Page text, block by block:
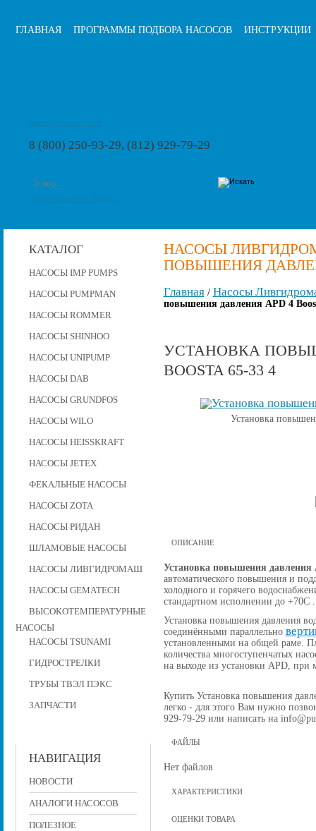
ГЛАВНАЯ ПРОГРАММЫ ПОДБОРА НАСОСОВ ИНСТРУКЦИИ
8 (800) 250-93-29, (812) 929-79-29
КАТАЛОГ
НАСОСЫ IMP PUMPS
НАСОСЫ PUMPMAN
НАСОСЫ ROMMER
НАСОСЫ SHINHOO
НАСОСЫ UNIPUMP
НАСОСЫ DAB
НАСОСЫ GRUNDFOS
НАСОСЫ WILO
НАСОСЫ HEISSKRAFT
НАСОСЫ JETEX
ФЕКАЛЬНЫЕ НАСОСЫ
НАСОСЫ ZOTA
НАСОСЫ РИДАН
ШЛАМОВЫЕ НАСОСЫ
НАСОСЫ ЛИВГИДРОМАШ
НАСОСЫ GEMATECH
ВЫСОКОТЕМПЕРАТУРНЫЕ
НАСОСЫ
НАСОСЫ TSUNAMI
ГИДРОСТРЕЛКИ
ТРУБЫ ТВЭЛ ПЭКС
ЗАПЧАСТИ
НАВИГАЦИЯ
НОВОСТИ
АНАЛОГИ НАСОСОВ
ПОЛЕЗНОЕ
НАСОСЫ
ПОВЫШЕНИЯ
Главная/ Насосы
повышения давления APD 4
УСТАНОВКА
BOOSTA 65-33 4
Установка
ОПИСАНИЕ
Установка повышения давления
автоматического повышения и
холодного и горячего
стандартном исполнении до +70С .
Установка повышения давления
соединёнными параллельно
установленными на общей раме.
количества многоступенчатых
на выходе из установки APD,
Купить Установка повышения
легко - для этого Вам нужно
929-79-29 или написать на
ФАЙЛЫ
Нет файлов
ХАРАКТЕРИСТИКИ
ОЦЕНКИ ТОВАРА